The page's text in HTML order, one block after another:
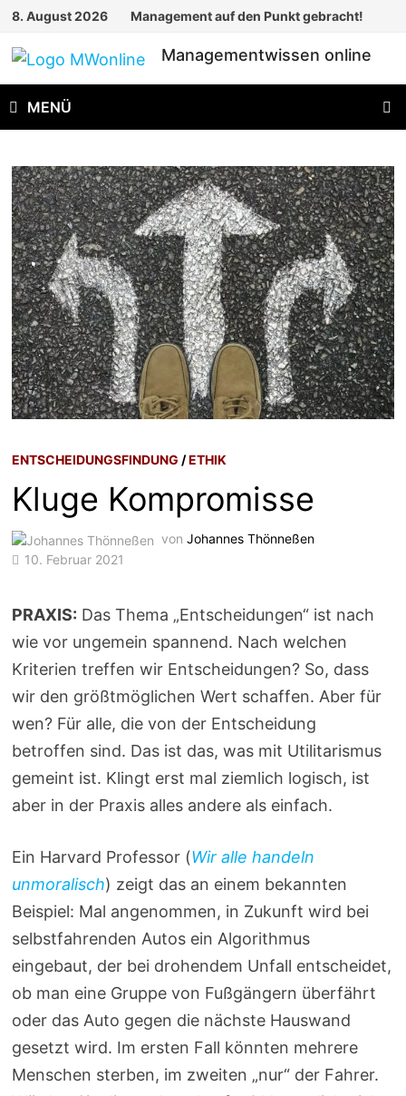
Zum
springen
8. August 2026 Management auf den Punkt gebracht!
Managementwissen online
MENÜ
ENTSCHEIDUNGSFINDUNG /ETHIK
Kluge Kompromisse
vonJohannes Thönneßen
10. Februar 2021
PRAXIS: Das Thema „Entscheidungen“ ist nach
wie vor ungemein spannend. Nach welchen
Kriterien treffen wir Entscheidungen? So, dass
wir den größtmöglichen Wert schaffen. Aber für
wen? Für alle, die von der Entscheidung
betroffen sind. Das ist das, was mit Utilitarismus
gemeint ist. Klingt erst mal ziemlich logisch, ist
aber in der Praxis alles andere als einfach.
Ein Harvard Professor (Wir alle handeln
unmoralisch) zeigt das an einem bekannten
Beispiel: Mal angenommen, in Zukunft wird bei
selbstfahrenden Autos ein Algorithmus
eingebaut, der bei drohendem Unfall entscheidet,
ob man eine Gruppe von Fußgängern überfährt
oder das Auto gegen die nächste Hauswand
gesetzt wird. Im ersten Fall könnten mehrere
Menschen sterben, im zweiten „nur“ der Fahrer.